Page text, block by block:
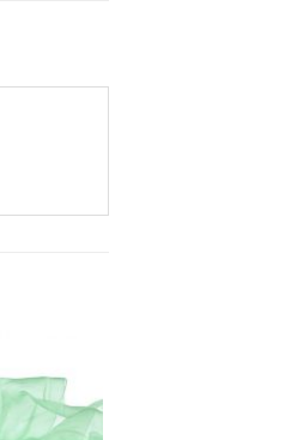
Aan
verlanglijst
toevoegen